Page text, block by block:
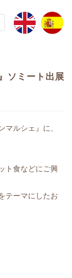
navigation
豆ミート ソミ
ソミート出展
ルシェ』に、
ト食などにご興
テーマにしたお